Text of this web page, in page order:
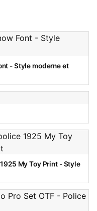
- Style moderne et
My Toy Print - Style